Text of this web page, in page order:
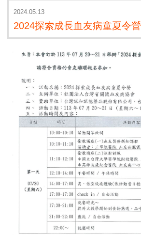
2024.05.13
2024探索成長血友病童夏令營